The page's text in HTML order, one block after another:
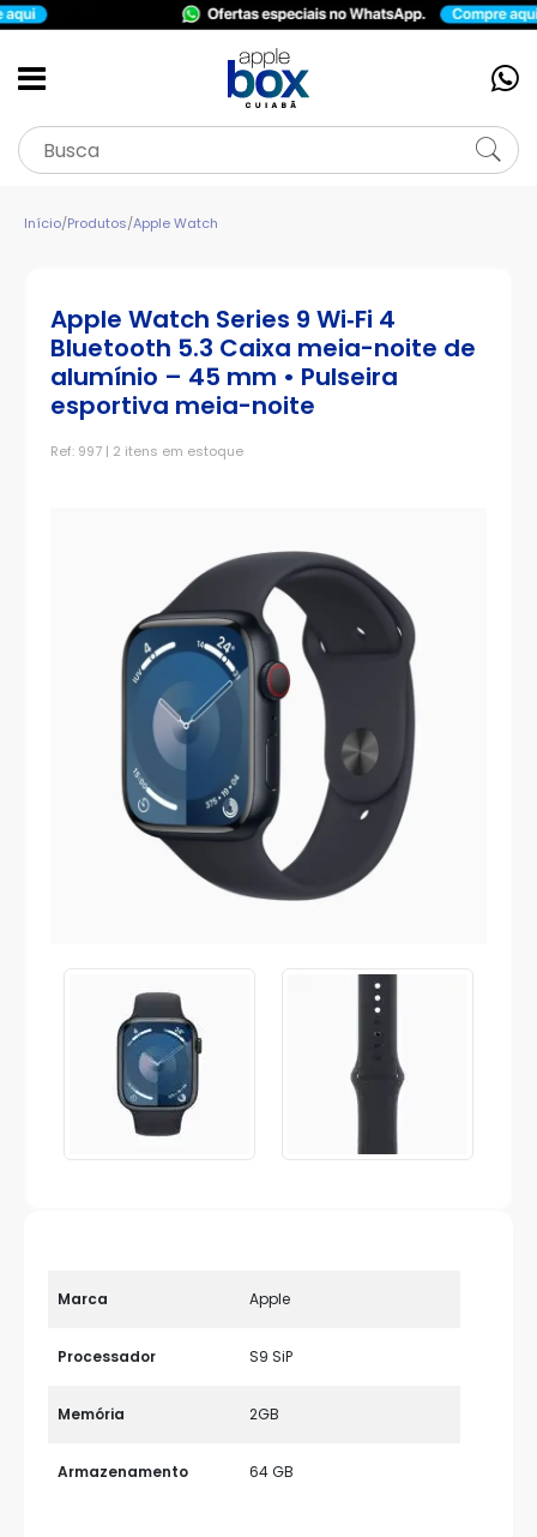
Início/Produtos/Apple Watch
Apple Watch Series 9 Wi‑Fi 4
Bluetooth 5.3 Caixa meia-noite de
alumínio – 45 mm • Pulseira
esportiva meia-noite
Ref: 997 | 2 itens em estoque
Marca Apple
Processador S9 SiP
Memória 2GB
Armazenamento 64 GB